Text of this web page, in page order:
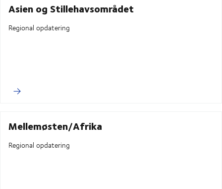
Asien og Stillehavsområdet
Regional opdatering
Mellemøsten/Afrika
Regional opdatering